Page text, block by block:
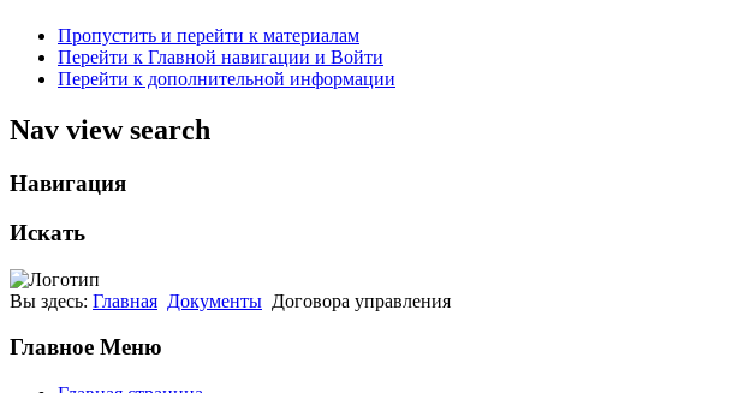
Пропустить и перейти к материалам
Перейти к Главной навигации и Войти
Перейти к дополнительной информации
Nav view search
Навигация
Искать
Вы здесь: Главная Документы Договора управления
Главное Меню